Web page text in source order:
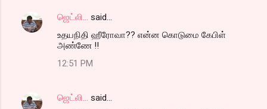
ஜெட்லி... said…
உதயநிதி ஹீரோவா?? என்ன கொடுமை கேபிள்
அண்ணே !!
12:51 PM
ஜெட்லி... said…